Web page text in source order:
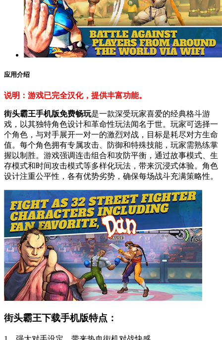
应用介绍
说明：游戏已完全汉化，提供丰富功能。
街头霸王手机版免费畅玩是一款深受玩家喜爱的经典格斗游
戏，以其独特角色设计和革命性玩法闻名于世。玩家可选择一
个角色，与对手展开一对一的激烈对战，目标是耗尽对方生命
值。每个角色拥有专属攻击、防御和特殊技能，玩家需熟练掌
握以制胜。游戏强调连击组合和攻防平衡，通过故事模式、生
存模式和时间攻击模式等多样化玩法，带来沉浸式体验。角色
设计注重公平性，各有优势劣势，确保每场战斗充满策略性。
街头霸王下载手机版特点：